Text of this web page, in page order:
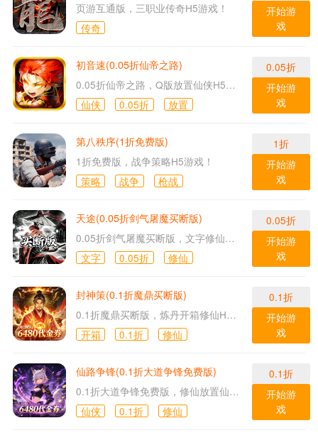
页游互通版，三职业传奇H5游戏！
传奇
开始游
戏
初音速(0.05折仙帝之路)
0.05折仙帝之路，Q版放置仙侠H5游戏！
仙侠
0.05折 放置
0.05折
开始游
戏
第八秩序(1折免费版)
1折免费版，战争策略H5游戏！
策略
战争 枪战
1折
开始游
戏
天途(0.05折剑气屠魔买断版)
0.05折剑气屠魔买断版，文字修仙H5游戏！
文字
0.05折 修仙
0.05折
开始游
戏
封神策(0.1折魔鼎买断版)
0.1折魔鼎买断版，炼丹开箱修仙H5游戏！
开箱
0.1折 修仙
0.1折
开始游
戏
仙路争锋(0.1折大道争锋免费版)
0.1折大道争锋免费版，修仙放置仙侠H5游戏！
仙侠
0.1折 修仙
0.1折
开始游
戏